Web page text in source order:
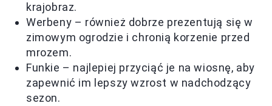
krajobraz.
Werbeny – również dobrze prezentują się w
zimowym ogrodzie i chronią korzenie przed
mrozem.
Funkie – najlepiej przyciąć je na wiosnę, aby
zapewnić im lepszy wzrost w nadchodzący
sezon.